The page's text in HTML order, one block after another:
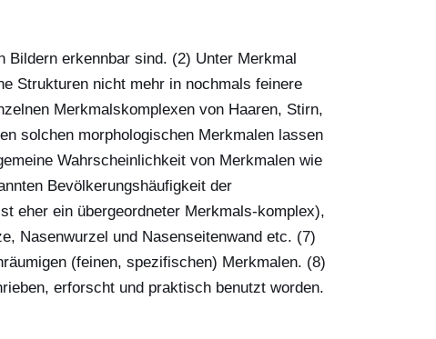
Bildern erkennbar sind. (2) Unter Merkmal
Strukturen nicht mehr in nochmals feinere
Merkmalskomplexen von Haaren, Stirn,
solchen morphologischen Merkmalen lassen
Wahrscheinlichkeit von Merkmalen wie
Bevölkerungshäufigkeit der
eher ein übergeordneter Merkmals-komplex),
Nasenwurzel und Nasenseitenwand etc. (7)
(feinen, spezifischen) Merkmalen. (8)
erforscht und praktisch benutzt worden.